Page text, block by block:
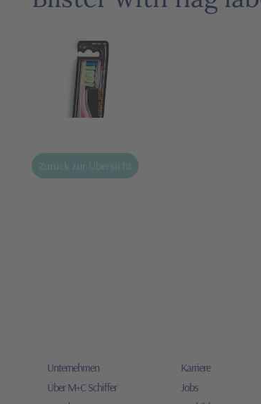
Zurück zur Übersicht
Unternehmen
Über M+C Schiffer
Karriere
Jobs